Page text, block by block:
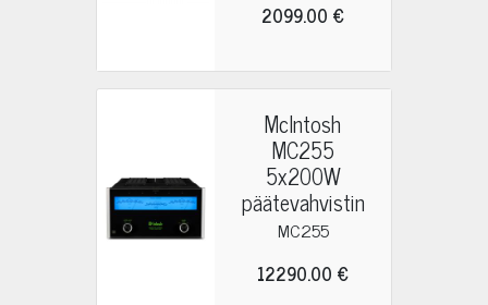
2099.00 €
McIntosh
MC255
5x200W
päätevahvistin
MC255
12290.00 €